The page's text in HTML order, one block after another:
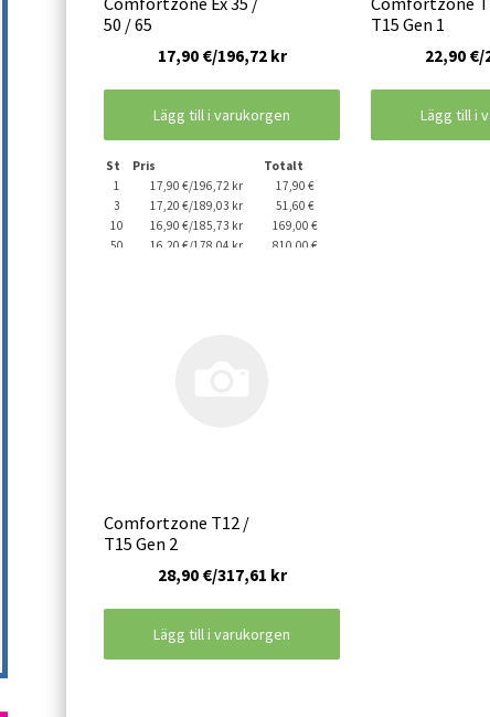
50 / 65
17,90 €/196,72 kr
Lägg till i varukorgen
St Pris
Totalt
1
17,90 €/196,72 kr
17,90 €
3
17,20 €/189,03 kr
51,60 €
10
16,90 €/185,73 kr
169,00 €
50
16,20 €/178,04 kr 810,00 €
T15 Gen 1
22,90 €/
Lägg till i
Comfortzone T12 /
T15 Gen 2
28,90 €/317,61 kr
Lägg till i varukorgen